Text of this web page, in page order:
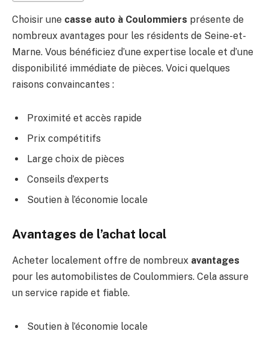
Choisir une casse auto à Coulommiers présente de
nombreux avantages pour les résidents de Seine-et-
Marne. Vous bénéficiez d’une expertise locale et d’une
disponibilité immédiate de pièces. Voici quelques
raisons convaincantes :
Proximité et accès rapide
Prix compétitifs
Large choix de pièces
Conseils d’experts
Soutien à l’économie locale
Avantages de l’achat local
Acheter localement offre de nombreux avantages
pour les automobilistes de Coulommiers. Cela assure
un service rapide et fiable.
Soutien à l’économie locale